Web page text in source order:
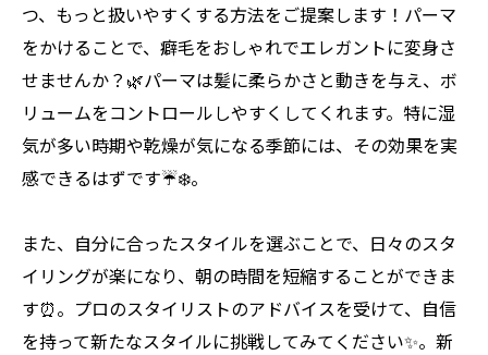
つ、もっと扱いやすくする方法をご提案します！パーマ
をかけることで、癖毛をおしゃれでエレガントに変身さ
せませんか？🌿パーマは髪に柔らかさと動きを与え、ボ
リュームをコントロールしやすくしてくれます。特に湿
気が多い時期や乾燥が気になる季節には、その効果を実
感できるはずです☔️❄️。
また、自分に合ったスタイルを選ぶことで、日々のスタ
イリングが楽になり、朝の時間を短縮することができま
す⏰。プロのスタイリストのアドバイスを受けて、自信
を持って新たなスタイルに挑戦してみてください✨。新